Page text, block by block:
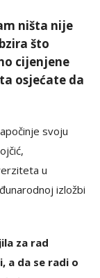
ništa nije
što
cijenjene
osjećate da
svoju
u
izložbi
za rad
a da se radi o